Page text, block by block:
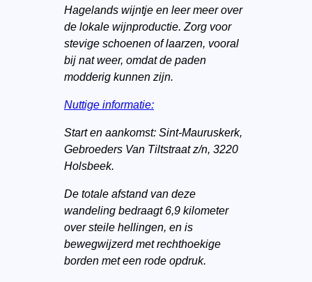
Hagelands wijntje en leer meer over
de lokale wijnproductie. Zorg voor
stevige schoenen of laarzen, vooral
bij nat weer, omdat de paden
modderig kunnen zijn.
Nuttige informatie:
Start en aankomst: Sint-Mauruskerk,
Gebroeders Van Tiltstraat z/n, 3220
Holsbeek.
De totale afstand van deze
wandeling bedraagt 6,9 kilometer
over steile hellingen, en is
bewegwijzerd met rechthoekige
borden met een rode opdruk.